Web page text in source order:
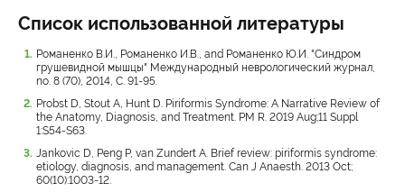
Список использованной литературы
Романенко В.И., Романенко И.В., and Романенко Ю.И. "Синдром
грушевидной мышцы" Международный неврологический журнал,
no. 8 (70), 2014, С. 91-95.
Probst D, Stout A, Hunt D. Piriformis Syndrome: A Narrative Review of
the Anatomy, Diagnosis, and Treatment. PM R. 2019 Aug;11 Suppl
1:S54-S63.
Jankovic D, Peng P, van Zundert A. Brief review: piriformis syndrome:
etiology, diagnosis, and management. Can J Anaesth. 2013 Oct;
60(10):1003-12.